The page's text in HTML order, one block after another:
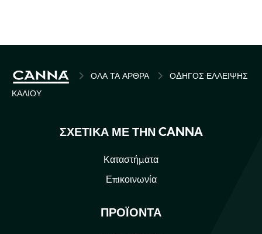
BREADCRUMBΌΛΑ ΤΑ ΆΡΘΡΑ
ΟΔΗΓΌΣ ΈΛΛΕΙΨΗΣ
ΚΑΛΊΟΥ
ΣΧΕΤΙΚΆ ΜΕ ΤΗΝ CANNA
Καταστήματα
Επικοινωνία
ΠΡΟΪΌΝΤΑ